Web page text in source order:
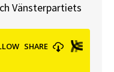
Vänsterpartiets